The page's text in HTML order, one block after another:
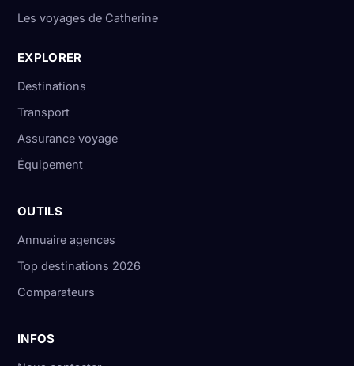
Les voyages de Catherine
EXPLORER
Destinations
Transport
Assurance voyage
Équipement
OUTILS
Annuaire agences
Top destinations 2026
Comparateurs
INFOS